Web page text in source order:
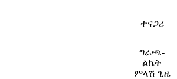
ተናጋሪ
ግራጫ-
ልኬት
ምላሽ ጊዜ